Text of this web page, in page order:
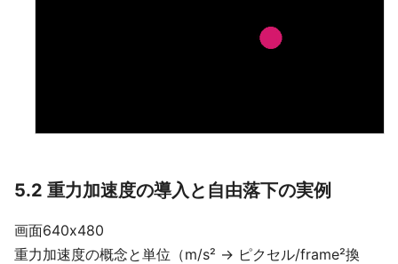
5.2 重力加速度の導入と自由落下の実例
画面640x480
重力加速度の概念と単位（m/s² → ピクセル/frame²換